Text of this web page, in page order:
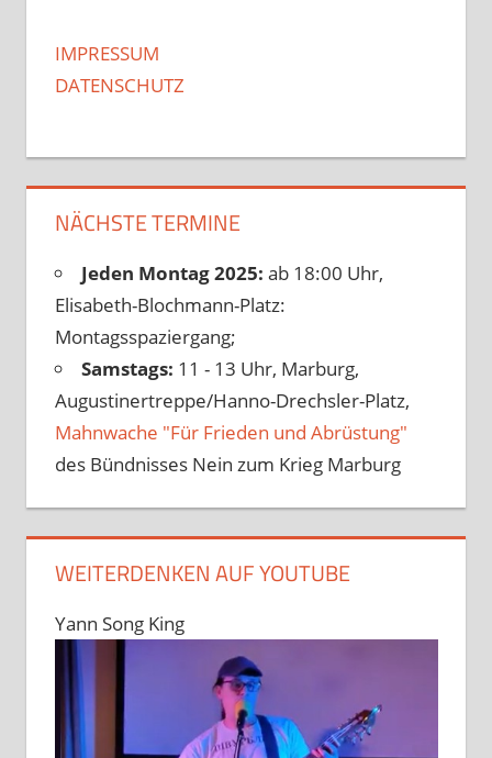
IMPRESSUM
DATENSCHUTZ
NÄCHSTE TERMINE
Jeden Montag 2025: ab 18:00 Uhr,
Elisabeth-Blochmann-Platz:
Montagsspaziergang;
Samstags: 11 - 13 Uhr, Marburg,
Augustinertreppe/Hanno-Drechsler-Platz,
Mahnwache "Für Frieden und Abrüstung"
des Bündnisses Nein zum Krieg Marburg
WEITERDENKEN AUF YOUTUBE
Yann Song King